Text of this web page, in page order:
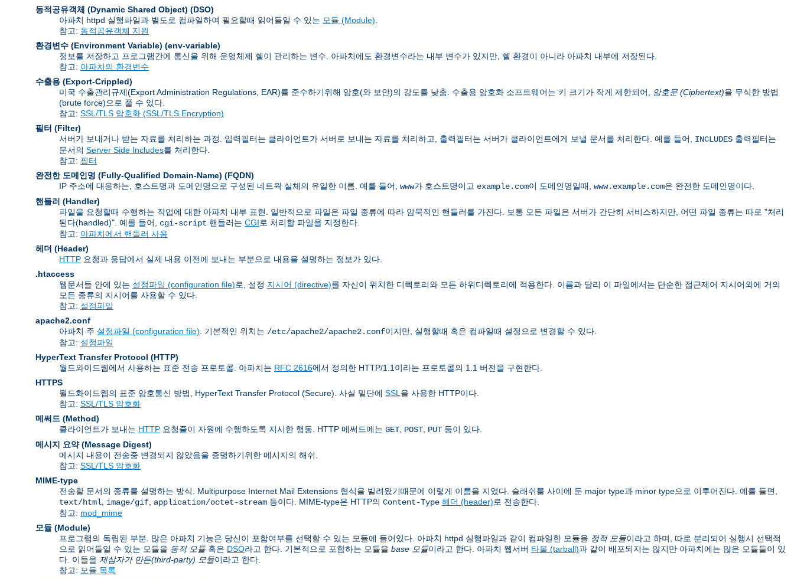
동적공유객체 (Dynamic Shared Object) (DSO)
아파치 httpd 실행파일과 별도로 컴파일하여 필요할때 읽어들일 수 있는 모듈 (Module)
참고: 동적공유객체 지원
환경변수 (Environment Variable) (env-variable)
정보를 저장하고 프로그램간에 통신을 위해 운영체제 쉘이 관리하는 변수. 아파치에도 환경변수라는 내부 변수가 있지만, 쉘 환경이 아니라 아파치 내부에 저장된다.
참고: 아파치의 환경변수
수출용 (Export-Crippled)
미국 수출관리규제(Export Administration Regulations, EAR)를 준수하기위해 암호(와 보안)의 강도를 낮춤. 수출용 암호화 소프트웨어는 키 크기가 작게 제한되어,
암호문 (Ciphertext)을 무식한 방법
(brute force)으로 풀 수 있다.
참고: SSL/TLS 암호화 (SSL/TLS Encryption)
필터 (Filter)
서버가 보내거나 받는 자료를 처리하는 과정. 입력필터는 클라이언트가 서버로 보내는 자료를 처리하고, 출력필터는 서버가 클라이언트에게 보낼 문서를 처리한다. 예를 들어, INCLUDES 출력필터는
문서의 Server Side Includes를 처리한다.
참고: 필터
완전한 도메인명 (Fully-Qualified Domain-Name) (FQDN)
IP 주소에 대응하는, 호스트명과 도메인명으로 구성된 네트웍 실체의 유일한 이름. 예를 들어, www가 호스트명이고 example.com이 도메인명일때, www.example.com은 완전한 도메인명이다.
핸들러 (Handler)
파일을 요청할때 수행하는 작업에 대한 아파치 내부 표현. 일반적으로 파일은 파일 종류에 따라 암묵적인 핸들러를 가진다. 보통 모든 파일은 서버가 간단히 서비스하지만, 어떤 파일 종류는 따로 "처리
된다(handled)". 예를 들어, cgi-script 핸들러는 CGI로 처리할 파일을 지정한다.
참고: 아파치에서 핸들러 사용
헤더 (Header)
HTTP 요청과 응답에서 실제 내용 이전에 보내는 부분으로 내용을 설명하는 정보가 있다.
.htaccess
웹문서들 안에 있는 설정파일 (configuration file)로, 설정 지시어 (directive)를 자신이 위치한 디렉토리와 모든 하위디렉토리에 적용한다. 이름과 달리 이 파일에서는 단순한 접근제어 지시어외에 거의
모든 종류의 지시어를 사용할 수 있다.
참고: 설정파일
apache2.conf
아파치 주 설정파일 (configuration file) . 기본적인 위치는 /etc/apache2/apache2.conf이지만, 실행할때 혹은 컴파일때 설정으로 변경할 수 있다.
참고: 설정파일
HyperText Transfer Protocol (HTTP)
월드와이드웹에서 사용하는 표준 전송 프로토콜. 아파치는 RFC 2616에서 정의한 HTTP/1.1이라는 프로토콜의 1.1 버전을 구현한다.
HTTPS
월드화이드웹의 표준 암호통신 방법, HyperText Transfer Protocol (Secure). 사실 밑단에 SSL 을 사용한 HTTP이다.
참고: SSL/TLS 암호화
메써드 (Method)
클라이언트가 보내는 HTTP 요청줄이 자원에 수행하도록 지시한 행동. HTTP 메써드에는 GET POST PUT 등이 있다.
메시지 요약 (Message Digest)
메시지 내용이 전송중 변경되지 않았음을 증명하기위한 메시지의 해쉬.
참고: SSL/TLS 암호화
MIME-type
전송할 문서의 종류를 설명하는 방식. Multipurpose Internet Mail Extensions 형식을 빌려왔기때문에 이렇게 이름을 지었다. 슬래쉬를 사이에 둔 major type과 minor type으로 이루어진다. 예를 들면,
text/html image/gif application/octet-stream 등이다. MIME-type은 HTTP의 Content-Type 헤더 (header)로 전송한다.
참고: mod_mime
모듈 (Module)
프로그램의 독립된 부분. 많은 아파치 기능은 당신이 포함여부를 선택할 수 있는 모듈에 들어있다. 아파치 httpd 실행파일과 같이 컴파일한 모듈을 정적 모듈이라고 하며, 따로 분리되어 실행시 선택적
으로 읽어들일 수 있는 모듈을 동적 모듈 혹은 DSO라고 한다. 기본적으로 포함하는 모듈을 base 모듈이라고 한다. 아파치 웹서버 타볼 (tarball)과 같이 배포되지는 않지만 아파치에는 많은 모듈들이 있
다. 이들을 제삼자가 만든(third-party) 모듈이라고 한다.
참고: 모듈 목록